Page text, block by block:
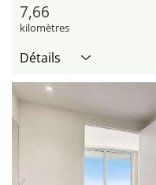
7,66
kilomètres
Détails